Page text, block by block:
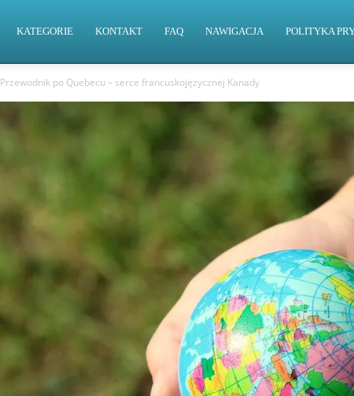
KATEGORIE KONTAKT FAQ NAWIGACJA POLITYKA
Przewodnik po Quebecu – serce francuskojęzycznej Kanady